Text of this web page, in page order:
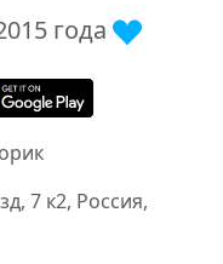
года
7 к2, Россия,